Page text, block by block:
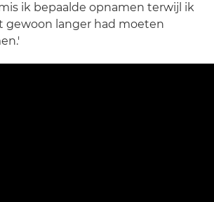
ik bepaalde opnamen terwijl ik
gewoon langer had moeten